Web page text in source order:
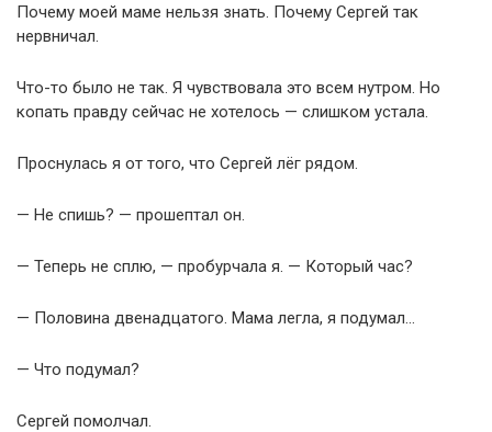
Почему моей маме нельзя знать. Почему Сергей так
нервничал.
Что-то было не так. Я чувствовала это всем нутром. Но
копать правду сейчас не хотелось — слишком устала.
Проснулась я от того, что Сергей лёг рядом.
— Не спишь? — прошептал он.
— Теперь не сплю, — пробурчала я. — Который час?
— Половина двенадцатого. Мама легла, я подумал…
— Что подумал?
Сергей помолчал.